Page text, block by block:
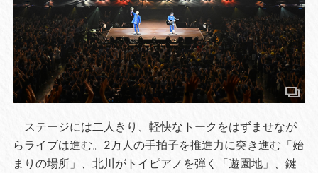
ステージには二人きり、軽快なトークをはずませなが
らライブは進む。2万人の手拍子を推進力に突き進む「始
まりの場所」、北川がトイピアノを弾く「遊園地」、鍵